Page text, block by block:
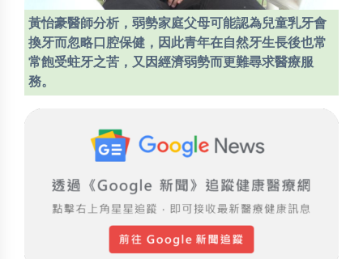
黃怡豪醫師分析，弱勢家庭父母可能認為兒童乳牙會
換牙而忽略口腔保健，因此青年在自然牙生長後也常
常飽受蛀牙之苦，又因經濟弱勢而更難尋求醫療服
務。